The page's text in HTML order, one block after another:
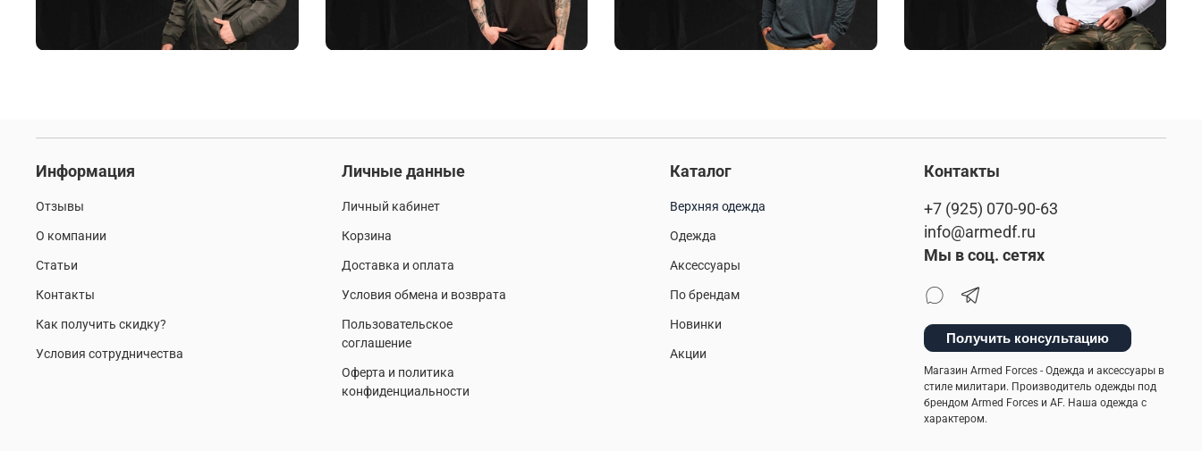
Информация
Отзывы
О компании
Статьи
Контакты
Как получить скидку?
Условия сотрудничества
Личные данные
Личный кабинет
Корзина
Доставка и оплата
Условия обмена и возврата
Пользовательское
соглашение
Оферта и политика
конфиденциальности
Каталог
Верхняя одежда
Одежда
Аксессуары
По брендам
Новинки
Акции
Контакты
+7 (925) 070-90-63
info@armedf.ru
Мы в соц. сетях
Получить консультацию
Магазин Armed Forces - Одежда и аксессуары в
стиле милитари. Производитель одежды под
брендом Armed Forces и AF. Наша одежда с
характером.